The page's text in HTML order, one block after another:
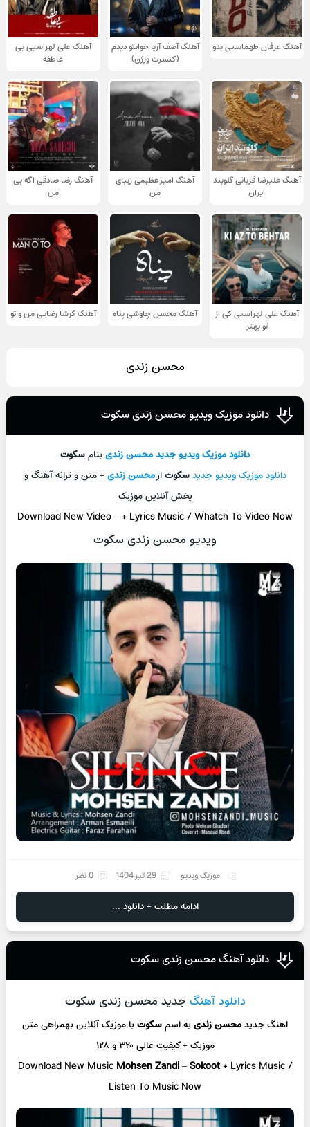
آهنگ عرفان طهماسبی بدو
آهنگ آصف آریا خوابتو دیدم
(کنسرت ورژن)
آهنگ علی لهراسبی بی
عاطفه
آهنگ علیرضا قربانی گلوبند
ایران
آهنگ امیر عظیمی زیبای
من
آهنگ رضا صادقی اگه بی
من
آهنگ علی لهراسبی کی از
تو ‌بهتر
آهنگ محسن چاوشی پناه آهنگ گرشا رضایی من و تو
محسن زندی
دانلود موزیک ویدیو محسن زندی سکوت
دانلود موزیک ویدیو جدیدمحسن زندیبنامسکوت
دانلود موزیک ویدیو جدیدسکوتازمحسن زندی+ متن و ترانه آهنگ و
پخش آنلاین موزیک
Download New Video–+ Lyrics Music / Whatch To Video Now
ویدیو محسن زندی سکوت
موزیک ویدیو 29 تیر 1404 0 نظر
ادامه مطلب + دانلود ...
دانلود آهنگ محسن زندی سکوت
دانلود آهنگ جدید محسن زندی سکوت
اهنگ جدیدمحسن زندیبه اسمسکوتبا موزیک آنلاینبهمراهی متن
موزیک + کیفیت عالی ۳۲۰ و ۱۲۸
Download New Music Mohsen Zandi–Sokoot+ Lyrics Music /
Listen To Music Now